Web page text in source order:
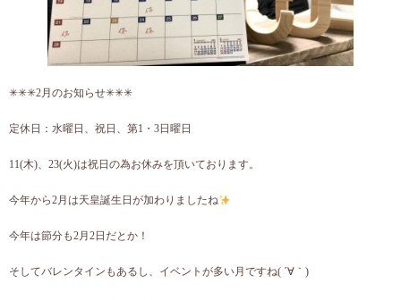
✳︎✳︎✳︎2月のお知らせ✳︎✳︎✳︎
定休日：水曜日、祝日、第1・3日曜日
11(木)、23(火)は祝日の為お休みを頂いております。
今年から2月は天皇誕生日が加わりましたね
今年は節分も2月2日だとか！
そしてバレンタインもあるし、イベントが多い月ですね( ´∀｀)